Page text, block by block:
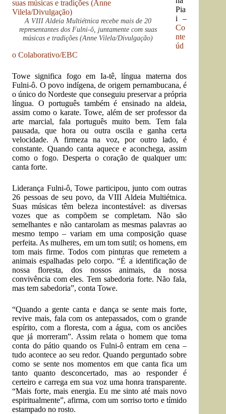
A VIII Aldeia Multiétnica recebe mais de 20
representantes dos Fulni-ô, juntamente com suas
músicas e tradições (Anne Vilela/Divulgação)
Pia
i –
Co
nte
úd
o Colaborativo/EBC
Towe significa fogo em Ia-tê, língua materna dos
Fulni-ô. O povo indígena, de origem pernambucana, é
o único do Nordeste que conseguiu preservar a própria
língua. O português também é ensinado na aldeia,
assim como o karate. Towe, além de ser professor da
arte marcial, fala português muito bem. Tem fala
pausada, que hora ou outra oscila e ganha certa
velocidade. A firmeza na voz, por outro lado, é
constante. Quando canta aquece e aconchega, assim
como o fogo. Desperta o coração de qualquer um:
canta forte.
Liderança Fulni-ô, Towe participou, junto com outras
26 pessoas de seu povo, da VIII Aldeia Multiétnica.
Suas músicas têm beleza incontestável: as diversas
vozes que as compõem se completam. Não são
semelhantes e não cantarolam as mesmas palavras ao
mesmo tempo – variam em uma composição quase
perfeita. As mulheres, em um tom sutil; os homens, em
tom mais firme. Todos com pinturas que remetem a
animais espalhadas pelo corpo. “É a identificação de
nossa floresta, dos nossos animais, da nossa
convivência com eles. Tem sabedoria forte. Não fala,
mas tem sabedoria”, conta Towe.
“Quando a gente canta e dança se sente mais forte,
revive mais, fala com os antepassados, com o grande
espírito, com a floresta, com a água, com os anciões
que já morreram”. Assim relata o homem que toma
conta do pátio quando os Fulni-ô entram em cena –
tudo acontece ao seu redor. Quando perguntado sobre
como se sente nos momentos em que canta fica um
tanto quanto desconcertado, mas ao responder é
certeiro e carrega em sua voz uma honra transparente.
“Mais forte, mais energia. Eu me sinto até mais novo
espiritualmente”, afirma, com um sorriso torto e tímido
estampado no rosto.